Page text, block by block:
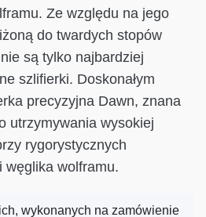
Ze względu na jego
do twardych stopów
są tylko najbardziej
szlifierki. Doskonałym
precyzyjna Dawn, znana
utrzymywania wysokiej
rygorystycznych
węglika wolframu.
wykonanych na zamówienie